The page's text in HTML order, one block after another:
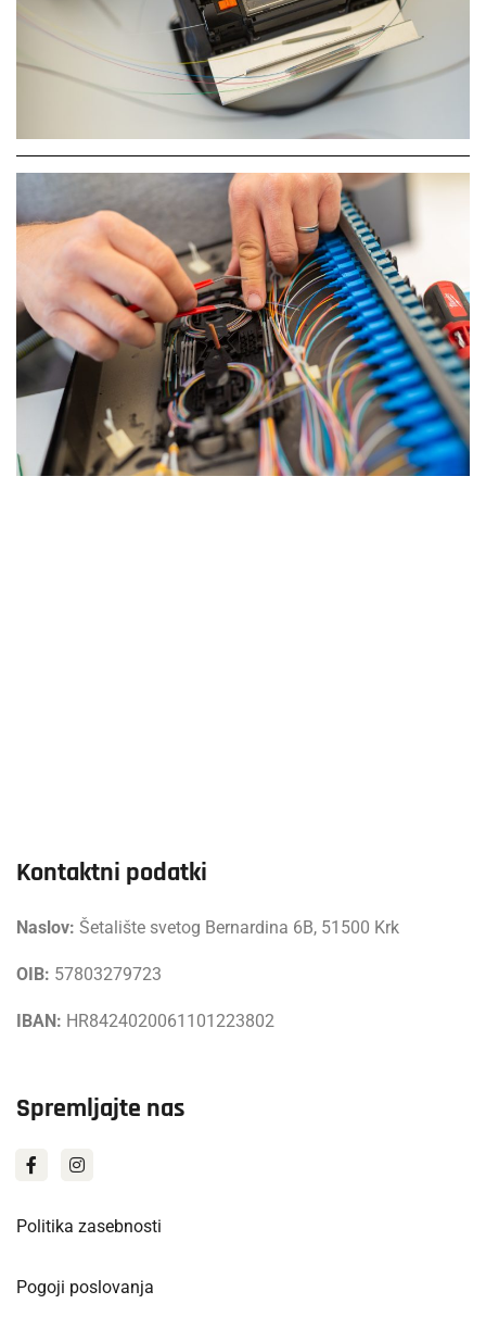
Kontaktni podatki
Naslov: Šetalište svetog Bernardina 6B, 51500 Krk
OIB: 57803279723
IBAN: HR8424020061101223802
Spremljajte nas
Politika zasebnosti
Pogoji poslovanja